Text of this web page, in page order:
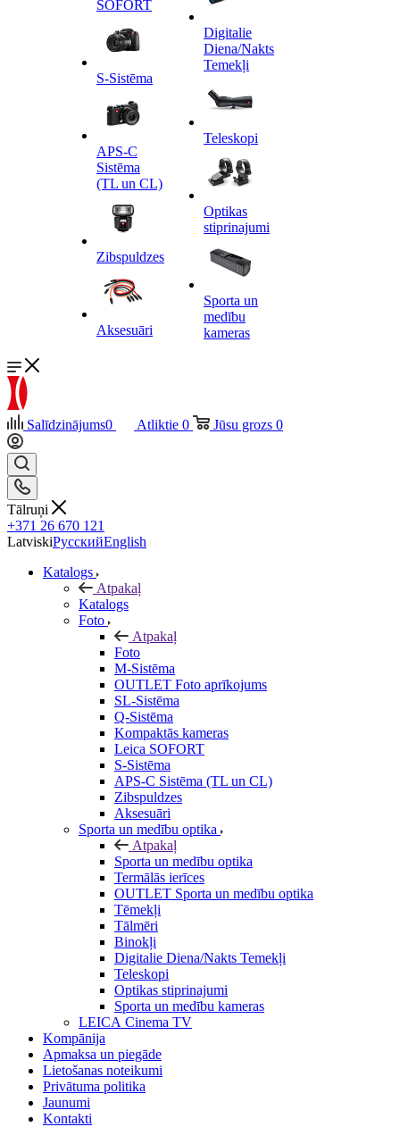
SOFORT
S-Sistēma
APS-C
Sistēma
(TL un CL)
Zibspuldzes
Aksesuāri
Digitalie
Diena/Nakts
Temekļi
Teleskopi
Optikas
stiprinajumi
Sporta un
medību
kameras
Salīdzinājums0 Atliktie 0 Jūsu grozs 0
Tālruņi
+371 26 670 121
LatviskiРусскийEnglish
Katalogs
Atpakaļ
Katalogs
Foto
Atpakaļ
Foto
M-Sistēma
OUTLET Foto aprīkojums
SL-Sistēma
Q-Sistēma
Kompaktās kameras
Leica SOFORT
S-Sistēma
APS-C Sistēma (TL un CL)
Zibspuldzes
Aksesuāri
Sporta un medību optika
Atpakaļ
Sporta un medību optika
Termālās ierīces
OUTLET Sporta un medību optika
Tēmekļi
Tālmēri
Binokļi
Digitalie Diena/Nakts Temekļi
Teleskopi
Optikas stiprinajumi
Sporta un medību kameras
LEICA Cinema TV
Kompānija
Apmaksa un piegāde
Lietošanas noteikumi
Privātuma politika
Jaunumi
Kontakti